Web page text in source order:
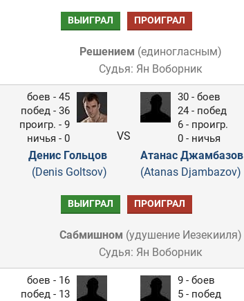
ВЫИГРАЛ ПРОИГРАЛ
Решением (единогласным)
Судья: Ян Воборник
боев - 45
побед - 36
проигр. - 9
ничья - 0
Денис Гольцов
(Denis Goltsov)
VS
30 - боев
24 - побед
6 - проигр.
0 - ничья
Атанас Джамбазов
(Atanas Djambazov)
ВЫИГРАЛ ПРОИГРАЛ
Сабмишном (удушение Иезекииля)
Судья: Ян Воборник
боев - 16
побед - 13
9 - боев
5 - побед